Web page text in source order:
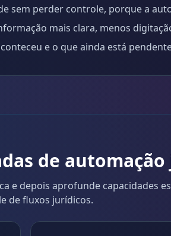
sem perder controle, porque a
mais clara, menos
e o que ainda está
de
e depois aprofunde capacidades
de fluxos jurídicos.